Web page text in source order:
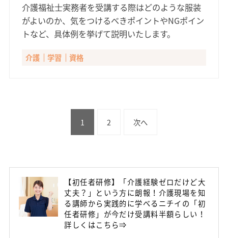
介護福祉士実務者を受講する際はどのような服装
がよいのか、気をつけるべきポイントやNGポイン
トなど、具体例を挙げて説明いたします。
介護 学習 資格
1 2 次へ
【初任者研修】「介護経験ゼロだけど大
丈夫？」という方に朗報！介護現場を知
る講師から実践的に学べるニチイの「初
任者研修」が今だけ受講料半額らしい！
詳しくはこちら⇒